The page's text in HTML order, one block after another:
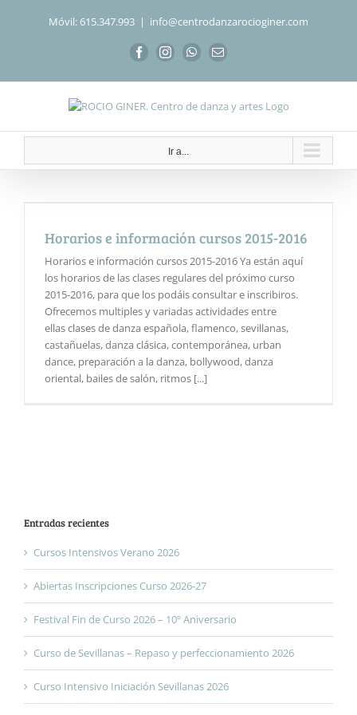
Móvil: 615.347.993 | info@centrodanzarocioginer.com
FacebookInstagramWhatsApp
Correo
Ir a...
Horarios e información cursos 2015-2016
Horarios e información cursos 2015-2016 Ya están aquí
los horarios de las clases regulares del próximo curso
2015-2016, para que los podáis consultar e inscribiros.
Ofrecemos multiples y variadas actividades entre
ellas clases de danza española, flamenco, sevillanas,
castañuelas, danza clásica, contemporánea, urban
dance, preparación a la danza, bollywood, danza
oriental, bailes de salón, ritmos [...]
Entradas recientes
Cursos Intensivos Verano 2026
Abiertas Inscripciones Curso 2026-27
Festival Fin de Curso 2026 – 10º Aniversario
Curso de Sevillanas – Repaso y perfeccionamiento 2026
Curso Intensivo Iniciación Sevillanas 2026